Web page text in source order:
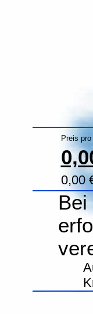
Preis
0,00
Bei